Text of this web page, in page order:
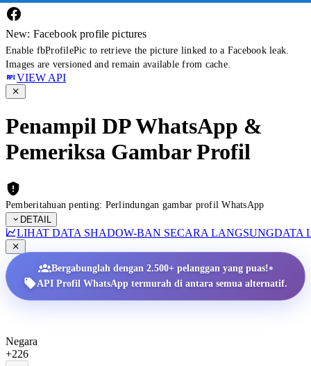
New: Facebook profile pictures
Enable fbProfilePic to retrieve the picture linked to a Facebook leak.
Images are versioned and remain available from cache.
VIEW API
Penampil DP WhatsApp &
Pemeriksa Gambar Profil
Pemberitahuan penting: Perlindungan gambar profil WhatsApp
DETAIL
LIHAT DATA SHADOW-BAN SECARA LANGSUNGDATA
Bergabunglah dengan 2.500+ pelanggan yang puas!•
API Profil WhatsApp termurah di antara semua alternatif.
Negara
+226